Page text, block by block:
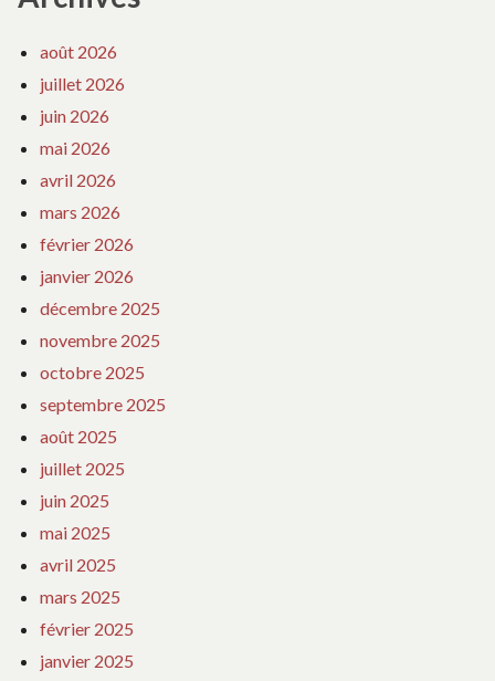
août 2026
juillet 2026
juin 2026
mai 2026
avril 2026
mars 2026
février 2026
janvier 2026
décembre 2025
novembre 2025
octobre 2025
septembre 2025
août 2025
juillet 2025
juin 2025
mai 2025
avril 2025
mars 2025
février 2025
janvier 2025